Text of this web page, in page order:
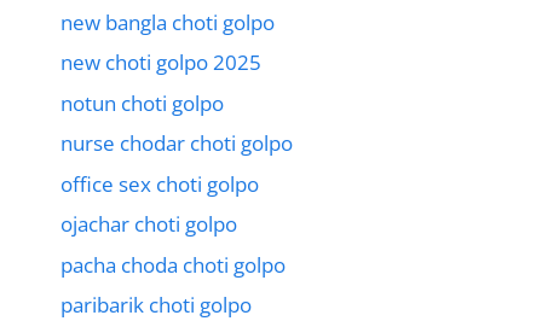
new bangla choti golpo
new choti golpo 2025
notun choti golpo
nurse chodar choti golpo
office sex choti golpo
ojachar choti golpo
pacha choda choti golpo
paribarik choti golpo